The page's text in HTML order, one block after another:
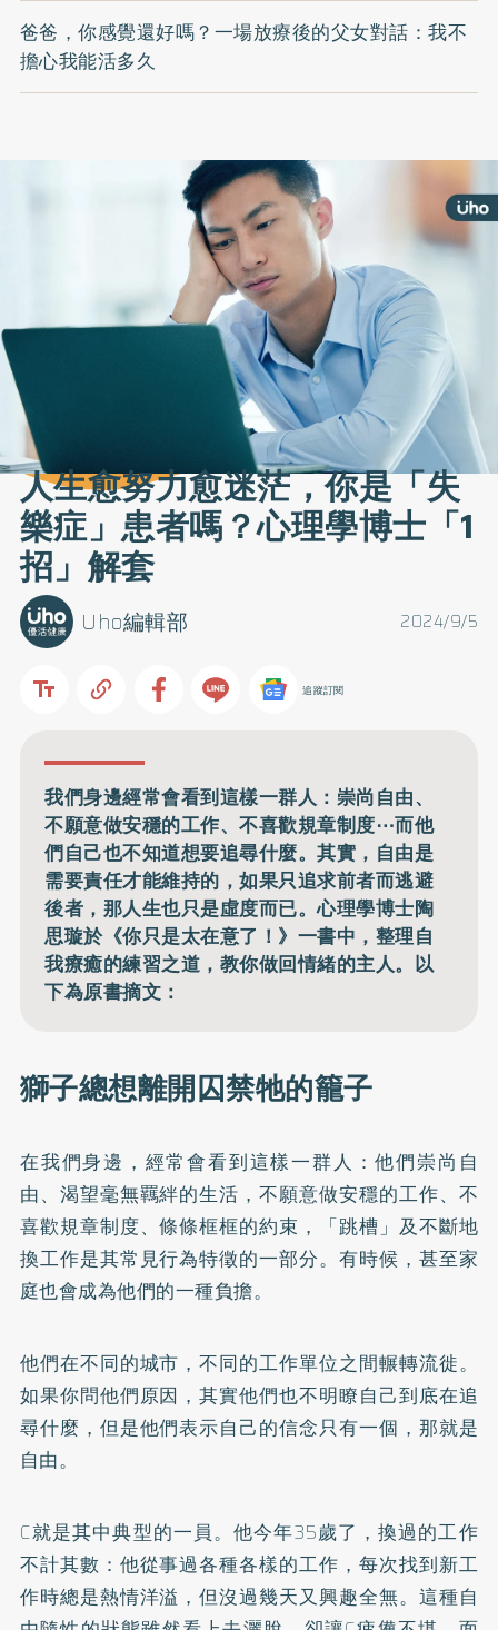
爸爸，你感覺還好嗎？一場放療後的父女對話：我不
擔心我能活多久
人生愈努力愈迷茫，你是「失
樂症」患者嗎？心理學博士「1
招」解套
2024/9/5
Uho編輯部
追蹤訂閱
我們身邊經常會看到這樣一群人：崇尚自由、
不願意做安穩的工作、不喜歡規章制度⋯而他
們自己也不知道想要追尋什麼。其實，自由是
需要責任才能維持的，如果只追求前者而逃避
後者，那人生也只是虛度而已。心理學博士陶
思璇於《你只是太在意了！》一書中，整理自
我療癒的練習之道，教你做回情緒的主人。以
下為原書摘文：
獅子總想離開囚禁牠的籠子
在我們身邊，經常會看到這樣一群人：他們崇尚自
由、渴望毫無羈絆的生活，不願意做安穩的工作、不
喜歡規章制度、條條框框的約束，「跳槽」及不斷地
換工作是其常見行為特徵的一部分。有時候，甚至家
庭也會成為他們的一種負擔。
他們在不同的城市，不同的工作單位之間輾轉流徙。
如果你問他們原因，其實他們也不明瞭自己到底在追
尋什麼，但是他們表示自己的信念只有一個，那就是
自由。
C就是其中典型的一員。他今年35歲了，換過的工作
不計其數：他從事過各種各樣的工作，每次找到新工
作時總是熱情洋溢，但沒過幾天又興趣全無。這種自